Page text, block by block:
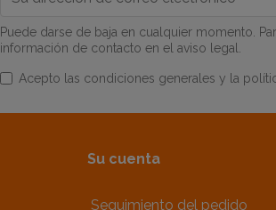
Puede darse de baja en cualquier momento.
información de contacto en el aviso legal.
Acepto las condiciones generales y la
Su cuenta
Seguimiento del pedido